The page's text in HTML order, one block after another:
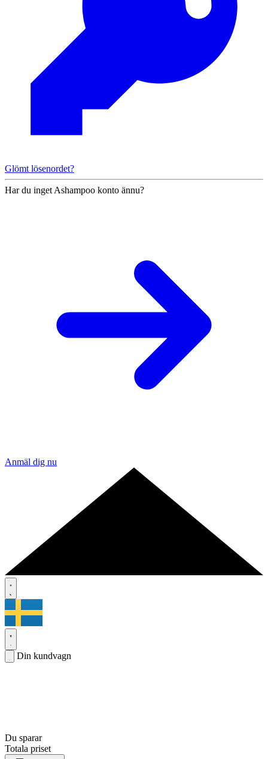
Glömt lösenordet?
Har du inget Ashampoo konto ännu?
Anmäl dig nu
Din kundvagn
Du sparar
Totala priset